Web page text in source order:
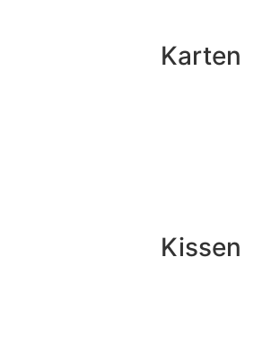
Karten
Kissen